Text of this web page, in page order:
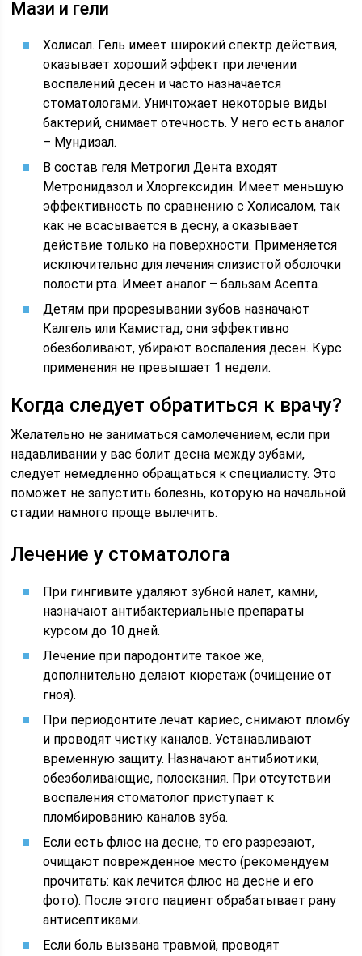
Мази и гели
Холисал. Гель имеет широкий спектр действия,
оказывает хороший эффект при лечении
воспалений десен и часто назначается
стоматологами. Уничтожает некоторые виды
бактерий, снимает отечность. У него есть аналог
– Мундизал.
В состав геля Метрогил Дента входят
Метронидазол и Хлоргексидин. Имеет меньшую
эффективность по сравнению с Холисалом, так
как не всасывается в десну, а оказывает
действие только на поверхности. Применяется
исключительно для лечения слизистой оболочки
полости рта. Имеет аналог – бальзам Асепта.
Детям при прорезывании зубов назначают
Калгель или Камистад, они эффективно
обезболивают, убирают воспаления десен. Курс
применения не превышает 1 недели.
Когда следует обратиться к врачу?
Желательно не заниматься самолечением, если при
надавливании у вас болит десна между зубами,
следует немедленно обращаться к специалисту. Это
поможет не запустить болезнь, которую на начальной
стадии намного проще вылечить.
Лечение у стоматолога
При гингивите удаляют зубной налет, камни,
назначают антибактериальные препараты
курсом до 10 дней.
Лечение при пародонтите такое же,
дополнительно делают кюретаж (очищение от
гноя).
При периодонтите лечат кариес, снимают пломбу
и проводят чистку каналов. Устанавливают
временную защиту. Назначают антибиотики,
обезболивающие, полоскания. При отсутствии
воспаления стоматолог приступает к
пломбированию каналов зуба.
Если есть флюс на десне, то его разрезают,
очищают поврежденное место (рекомендуем
прочитать: как лечится флюс на десне и его
фото). После этого пациент обрабатывает рану
антисептиками.
Если боль вызвана травмой, проводят